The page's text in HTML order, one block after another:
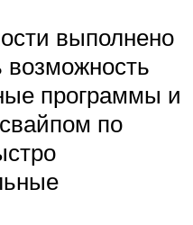
выполнено
возможность
программы и
по